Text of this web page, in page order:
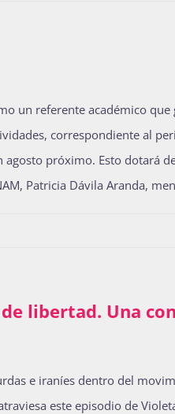
un referente académico
correspondiente al
próximo. Esto dotará
Patricia Dávila Aranda,
libertad. Una
este episodio de